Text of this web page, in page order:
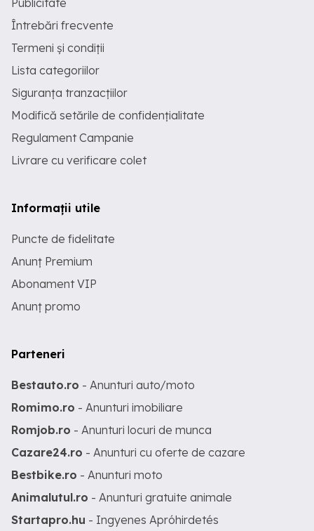
Publicitate
Întrebări frecvente
Termeni și condiții
Lista categoriilor
Siguranța tranzacțiilor
Modifică setările de confidențialitate
Regulament Campanie
Livrare cu verificare colet
Informații utile
Puncte de fidelitate
Anunț Premium
Abonament VIP
Anunț promo
Parteneri
Bestauto.ro - Anunturi auto/moto
Romimo.ro - Anunturi imobiliare
Romjob.ro - Anunturi locuri de munca
Cazare24.ro - Anunturi cu oferte de cazare
Bestbike.ro - Anunturi moto
Animalutul.ro - Anunturi gratuite animale
Startapro.hu - Ingyenes Apróhirdetés